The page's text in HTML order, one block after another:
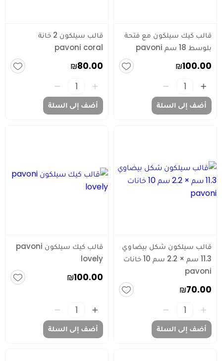
قالب كيك سيلكون مع فتحة
بلوسط 18 سم pavoni
₪100.00
أضف إلى السلة
قالب سيلكون 2 خانة
pavoni coral
₪80.00
أضف إلى السلة
قالب سيلكون شكل بيضاوي
11.3 سم × 2.2 سم 10 خانات
pavoni
₪70.00
أضف إلى السلة
قالب كيك سيلكون pavoni
lovely
₪100.00
أضف إلى السلة